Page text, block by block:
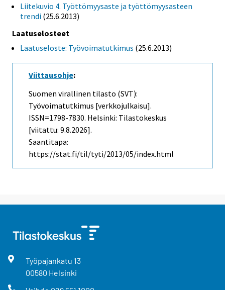
Liitekuvio 4. Työttömyysaste ja työttömyysasteen
trendi (25.6.2013)
Laatuselosteet
Laatuseloste: Työvoimatutkimus (25.6.2013)
Viittausohje:
Suomen virallinen tilasto (SVT):
Työvoimatutkimus [verkkojulkaisu].
ISSN=1798-7830. Helsinki: Tilastokeskus
[viitattu: 9.8.2026].
Saantitapa:
https://stat.fi/til/tyti/2013/05/index.html
Työpajankatu 13
00580 Helsinki